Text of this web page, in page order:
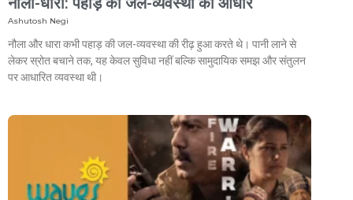
Ashutosh Negi
नौला और धारा कभी पहाड़ की जल-व्यवस्था की रीढ़ हुआ करते थे। पानी लाने से
लेकर स्रोत बचाने तक, यह केवल सुविधा नहीं बल्कि सामुदायिक समझ और संतुलन
पर आधारित व्यवस्था थी।